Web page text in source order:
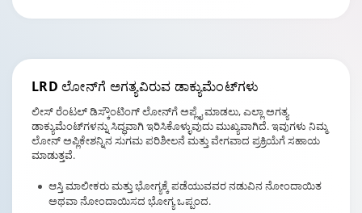
LRD ಲೋನ್‌ಗೆ ಅಗತ್ಯವಿರುವ ಡಾಕ್ಯುಮೆಂಟ್‌ಗಳು
ಲೀಸ್ ರೆಂಟಲ್ ಡಿಸ್ಕೌಂಟಿಂಗ್ ಲೋನ್‌ಗೆ ಅಪ್ಲೈ ಮಾಡಲು, ಎಲ್ಲಾ ಅಗತ್ಯ
ಡಾಕ್ಯುಮೆಂಟ್‌ಗಳನ್ನು ಸಿದ್ಧವಾಗಿ ಇರಿಸಿಕೊಳ್ಳುವುದು ಮುಖ್ಯವಾಗಿದೆ. ಇವುಗಳು ನಿಮ್ಮ
ಲೋನ್ ಅಪ್ಲಿಕೇಶನ್ನಿನ ಸುಗಮ ಪರಿಶೀಲನೆ ಮತ್ತು ವೇಗವಾದ ಪ್ರಕ್ರಿಯೆಗೆ ಸಹಾಯ
ಮಾಡುತ್ತವೆ.
ಆಸ್ತಿ ಮಾಲೀಕರು ಮತ್ತು ಭೋಗ್ಯಕ್ಕೆ ಪಡೆಯುವವರ ನಡುವಿನ ನೋಂದಾಯಿತ
ಅಥವಾ ನೋಂದಾಯಿಸದ ಭೋಗ್ಯ ಒಪ್ಪಂದ.